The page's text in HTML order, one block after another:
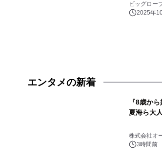
ビッグロー
2025年
エンタメの新着
『8歳か
夏海ら大
株式会社オ
3時間前